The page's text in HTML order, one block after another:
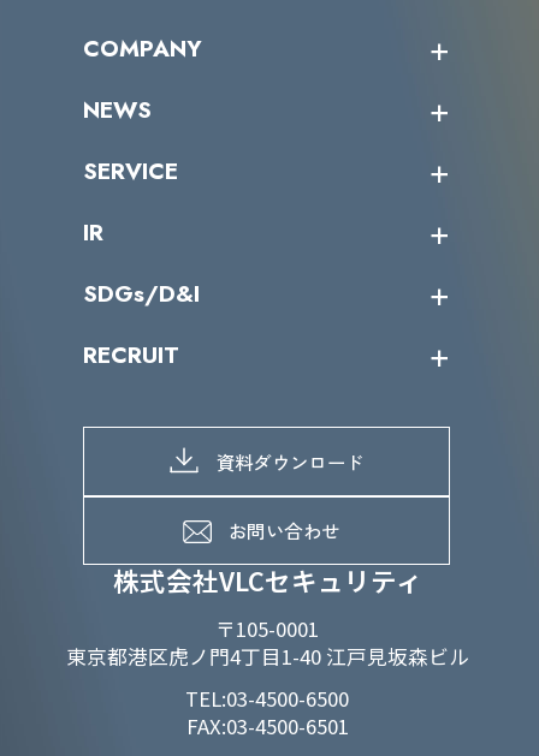
株式会社VLCセキュリティ
〒105-0001
東京都港区虎ノ門4丁目1-40 江戸見坂森ビル
TEL:03-4500-6500
FAX:03-4500-6501
受講者の声
COMPANY
トップメッセージ
ミッション／ビジョン
パートナー企業一覧
NEWS
サイバーニュース
SERVICE
カテゴリー別サービス一覧
IR
IRカレンダー
IRライブラリー
よくあるご質問
SDGs/D&I
当グループのマテリアリティ
SDGs推進体制
D&Iの取り組み
RECRUIT
募集職種一覧
メッセージ
メンバーインタビュー
資料ダウンロード
お問い合わせ